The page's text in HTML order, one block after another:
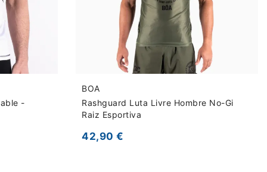
-
BOA
Rashguard Luta Livre Hombre No-Gi
Raiz Esportiva
42,90 €